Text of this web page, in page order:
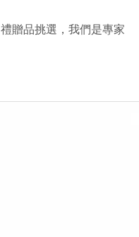
禮贈品挑選，我們是專家